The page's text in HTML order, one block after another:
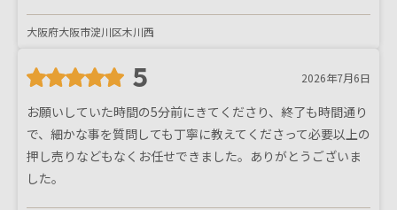
大阪府大阪市淀川区木川西
5 2026年7月6日
お願いしていた時間の5分前にきてくださり、終了も時間通り
で、細かな事を質問しても丁寧に教えてくださって必要以上の
押し売りなどもなくお任せできました。ありがとうございま
した。